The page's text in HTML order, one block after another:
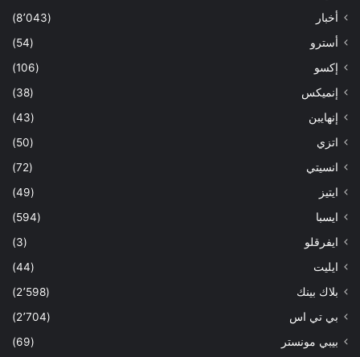
أخبار
(8٬043)
أسترو
(54)
إكسو
(106)
إنميكس
(38)
إنهايبن
(43)
اتزي
(50)
انسيتي
(72)
ايتيز
(49)
ايسبا
(594)
ايفرقلو
(3)
ايليت
(44)
بلاك بينك
(2٬598)
بي تي اس
(2٬704)
بيبي مونستر
(69)